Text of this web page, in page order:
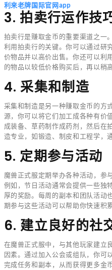
利来老牌国际官网app
3. 拍卖行运作技
拍卖行是赚取金币的重要渠道之一
利用拍卖行的关键。你可以通过研
价物品并以高价出售。你还可以利
的物品以较低价格购买后，再以稍
4. 采集和制造
采集和制造是另一种赚取金币的方
源，你可以将它们加工成各种有价
成装备、草药制作成药剂，然后在
造专业，如锻造、制皮和工程学，
5. 定期参与活动
魔兽正式服定期举办各种活动，参
例如，节日活动通常会提供一些独
厚的奖励。每周的副本和团队活动
期参与这些活动可以帮助你快速积
6. 建立良好的社
在魔兽正式服中，与其他玩家建立
因素。通过加入公会或组队，你可
完成任务和副本，从而获得更多金